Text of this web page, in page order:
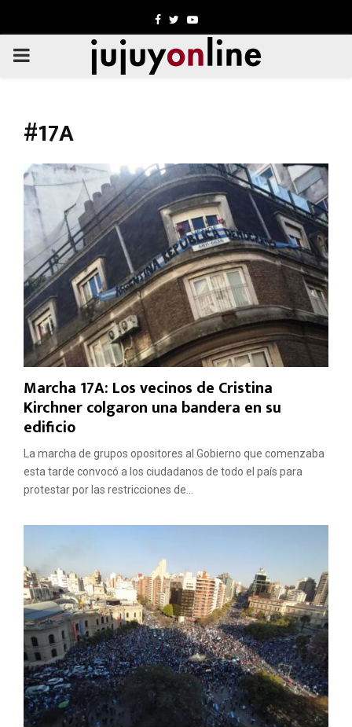
Facebook
TwitterYoutube
PRIMARY
#17A
Marcha 17A: Los vecinos de Cristina
Kirchner colgaron una bandera en su
edificio
La marcha de grupos opositores al Gobierno que comenzaba
esta tarde convocó a los ciudadanos de todo el país para
protestar por las restricciones de...